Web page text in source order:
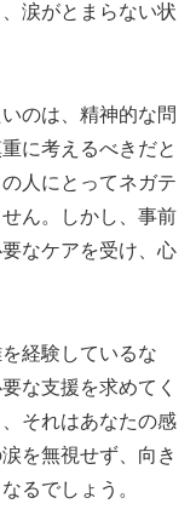
涙がとまらない状
のは、精神的な問
に考えるべきだと
人にとってネガテ
ん。しかし、事前
なケアを受け、心
経験しているな
な支援を求めてく
それはあなたの感
を無視せず、向き
るでしょう。